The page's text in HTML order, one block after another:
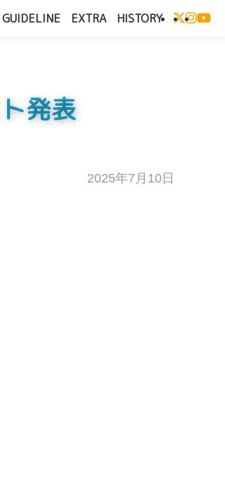
GUIDELINE EXTRA HISTORY
発表
2025年7月10日